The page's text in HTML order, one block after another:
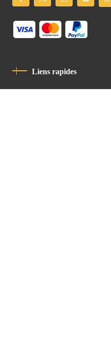
Liens rapides